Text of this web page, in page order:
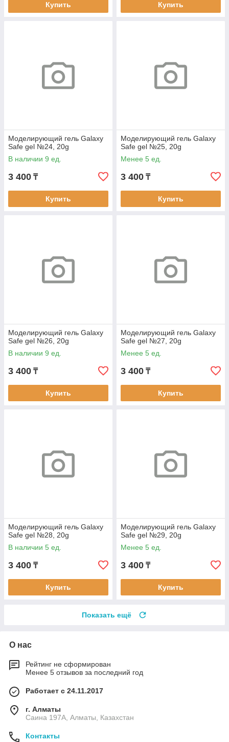
Купить Купить
Моделирующий гель Galaxy
Safe gel №24, 20g
В наличии 9 ед.
3 400 ₸
Купить
Моделирующий гель Galaxy
Safe gel №25, 20g
Менее 5 ед.
3 400 ₸
Купить
Моделирующий гель Galaxy
Safe gel №26, 20g
В наличии 9 ед.
3 400 ₸
Купить
Моделирующий гель Galaxy
Safe gel №27, 20g
Менее 5 ед.
3 400 ₸
Купить
Моделирующий гель Galaxy
Safe gel №28, 20g
В наличии 5 ед.
3 400 ₸
Купить
Моделирующий гель Galaxy
Safe gel №29, 20g
Менее 5 ед.
3 400 ₸
Купить
Показать ещё
О нас
Рейтинг не сформирован
Менее 5 отзывов за последний год
Работает с 24.11.2017
г. Алматы
Саина 197А, Алматы, Казахстан
Контакты